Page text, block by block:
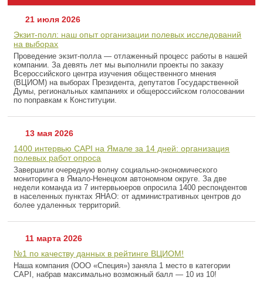
21 июля 2026
Экзит-полл: наш опыт организации полевых исследований
на выборах
Проведение экзит-полла — отлаженный процесс работы в нашей
компании. За девять лет мы выполнили проекты по заказу
Всероссийского центра изучения общественного мнения
(ВЦИОМ) на выборах Президента, депутатов Государственной
Думы, региональных кампаниях и общероссийском голосовании
по поправкам к Конституции.
13 мая 2026
1400 интервью CAPI на Ямале за 14 дней: организация
полевых работ опроса
Завершили очередную волну социально-экономического
мониторинга в Ямало-Ненецком автономном округе. За две
недели команда из 7 интервьюеров опросила 1400 респондентов
в населенных пунктах ЯНАО: от административных центров до
более удаленных территорий.
11 марта 2026
№1 по качеству данных в рейтинге ВЦИОМ!
Наша компания (ООО «Специя») заняла 1 место в категории
CAPI, набрав максимально возможный балл — 10 из 10!